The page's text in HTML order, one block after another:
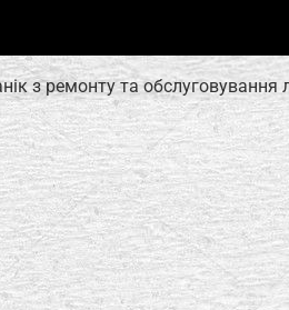
з ремонту та